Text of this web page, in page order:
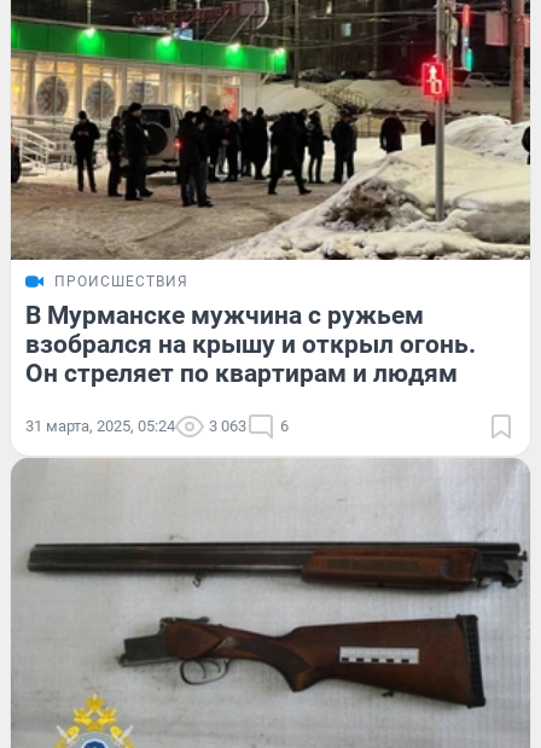
ПРОИСШЕСТВИЯ
В Мурманске мужчина с ружьем
взобрался на крышу и открыл огонь.
Он стреляет по квартирам и людям
31 марта, 2025, 05:24 3 063 6